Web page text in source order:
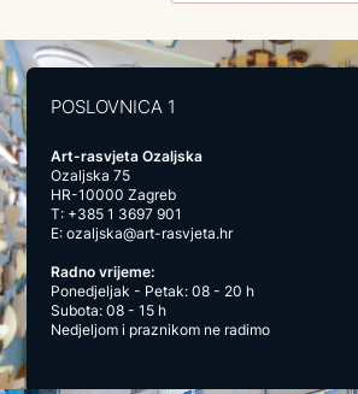
POSLOVNICA 1
Art-rasvjeta Ozaljska
Ozaljska 75
HR-10000 Zagreb
T: +385 1 3697 901
E:ozaljska@art-rasvjeta.hr
Radno vrijeme:
Ponedjeljak - Petak: 08 - 20 h
Subota: 08 - 15 h
Nedjeljom i praznikom ne radimo